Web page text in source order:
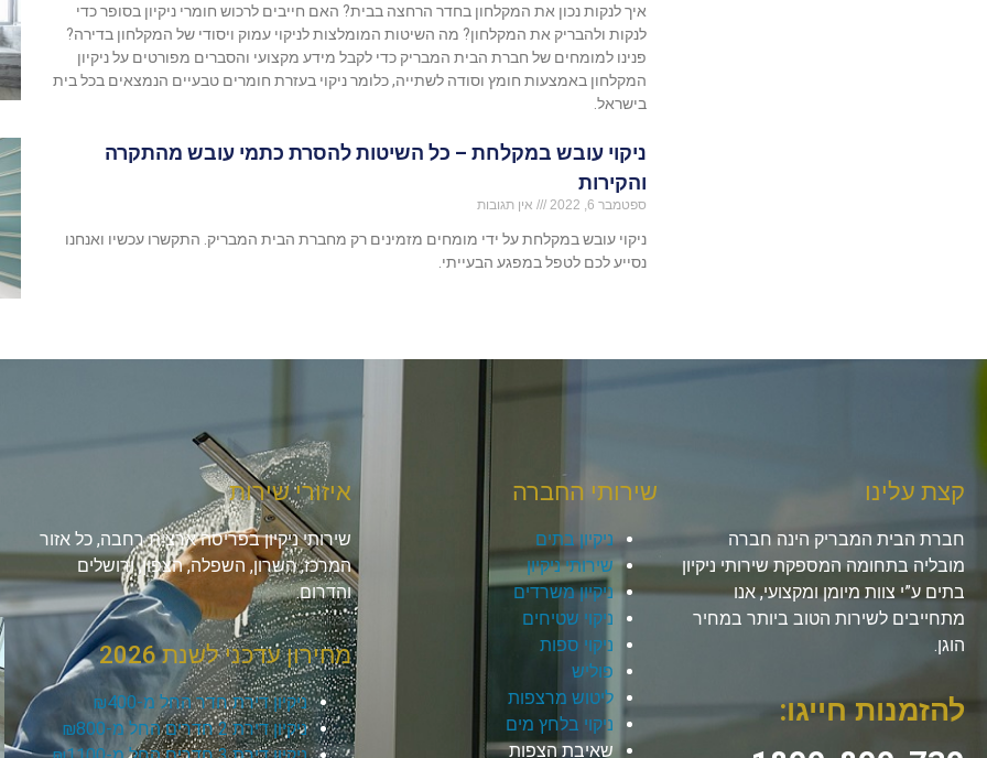
איך לנקות נכון את המקלחון בחדר הרחצה בבית? האם חייבים לרכוש חומרי ניקיון בסופר כדי
לנקות ולהבריק את המקלחון? מה השיטות המומלצות לניקוי עמוק ויסודי של המקלחון בדירה?
פנינו למומחים של חברת הבית המבריק כדי לקבל מידע מקצועי והסברים מפורטים על ניקיון
המקלחון באמצעות חומץ וסודה לשתייה, כלומר ניקוי בעזרת חומרים טבעיים הנמצאים בכל בית
בישראל.
ניקוי עובש במקלחת – כל השיטות להסרת כתמי עובש מהתקרה
והקירות
ספטמבר 6, 2022 אין תגובות
ניקוי עובש במקלחת על ידי מומחים מזמינים רק מחברת הבית המבריק. התקשרו עכשיו ואנחנו
נסייע לכם לטפל במפגע הבעייתי.
קצת עלינו
חברת הבית המבריק הינה חברה
מובליה בתחומה המספקת שירותי ניקיון
בתים ע”י צוות מיומן ומקצועי, אנו
מתחייבים לשירות הטוב ביותר במחיר
הוגן.
להזמנות חייגו:
שירותי החברה
ניקיון בתים
שירותי ניקיון
ניקיון משרדים
ניקוי שטיחים
ניקוי ספות
פוליש
ליטוש מרצפות
ניקוי בלחץ מים
שאיבת הצפות
איזורי שירות
שירותי ניקיון בפריסה ארצית רחבה, כל אזור
המרכז, השרון, השפלה, הצפון, ירושלים
והדרום.
מחירון עדכני לשנת 2026
ניקיון דירת חדר החל מ-₪400
ניקיון דירת 2 חדרים החל מ-₪800